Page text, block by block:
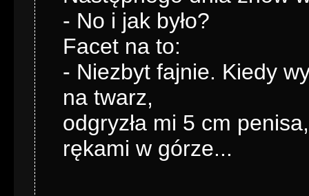
- No i jak było?
Facet na to:
- Niezbyt fajnie. Kiedy
na twarz,
odgryzła mi 5 cm
rękami w górze...